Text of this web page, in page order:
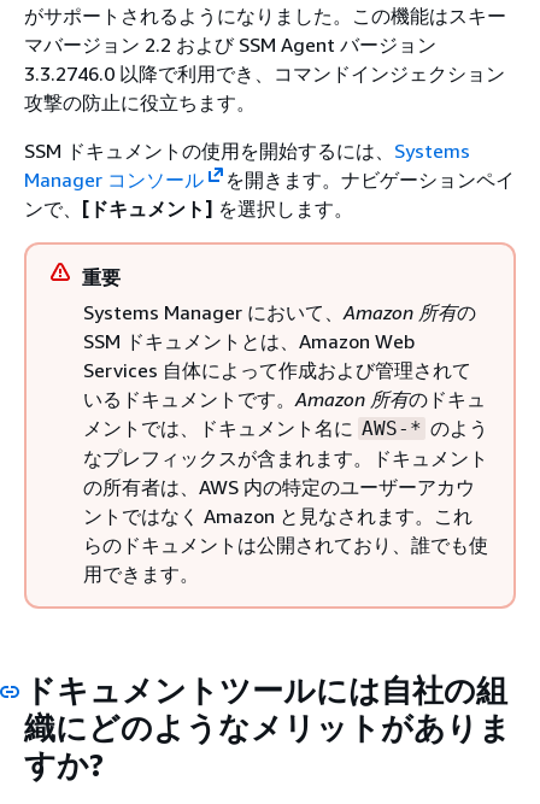
がサポートされるようになりました。この機能はスキー
マバージョン 2.2 および SSM Agent バージョン
3.3.2746.0 以降で利用でき、コマンドインジェクション
攻撃の防止に役立ちます。
SSM ドキュメントの使用を開始するには、 Systems
Manager コンソール
を開きます。ナビゲーションペイ
ンで、
[ドキュメント] を選択します。
重要
Systems Manager において、Amazon 所有の
SSM ドキュメントとは、Amazon Web
Services 自体によって作成および管理されて
いるドキュメントです。Amazon 所有のドキュ
メントでは、ドキュメント名に AWS-* のよう
なプレフィックスが含まれます。ドキュメント
の所有者は、AWS 内の特定のユーザーアカウ
ントではなく Amazon と見なされます。これ
らのドキュメントは公開されており、誰でも使
用できます。
ドキュメントツールには自社の組
織にどのようなメリットがありま
すか?